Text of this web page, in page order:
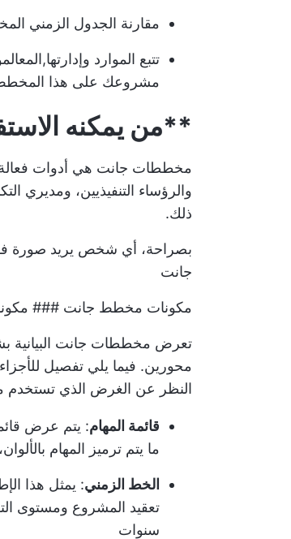
مقارنة الجدول الزمني
تتبع الموارد وإدارتها,المعالم
مشروعك على هذا
**من يمكنه
مخططات جانت هي أدوات
والرؤساء التنفيذيين، ومديري
ذلك.
بصراحة، أي شخص يريد صورة
جانت
مكونات مخطط جانت ###
تعرض مخططات جانت البيانية
محورين. فيما يلي تفصيل
النظر عن الغرض الذي
قائمة المهام: يتم عرض
ما يتم ترميز المهام
الخط الزمني: يمثل هذا
تعقيد المشروع ومستوى
سنوات